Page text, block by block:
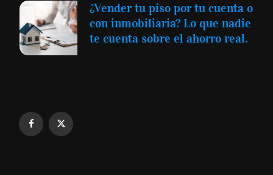
¿Vender tu piso por tu cuenta o
con inmobiliaria? Lo que nadie
te cuenta sobre el ahorro real.